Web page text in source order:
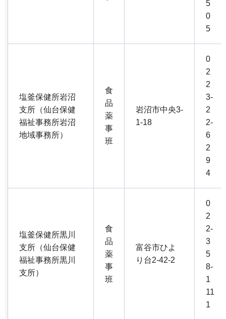
5
0
5
塩釜保健所岩沼
支所（仙台保健
福祉事務所岩沼
地域事務所）
食
品
薬
事
班
岩沼市中央3-
1-18
0
2
2
3-
2
2-
6
2
9
4
塩釜保健所黒川
支所（仙台保健
福祉事務所黒川
支所）
食
品
薬
事
班
富谷市ひよ
り台2-42-2
0
2
2-
3
5
8-
1
11
1